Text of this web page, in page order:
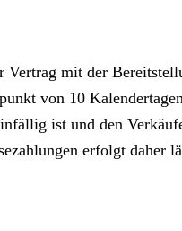
mit der
von 10
ist und den
erfolgt daher